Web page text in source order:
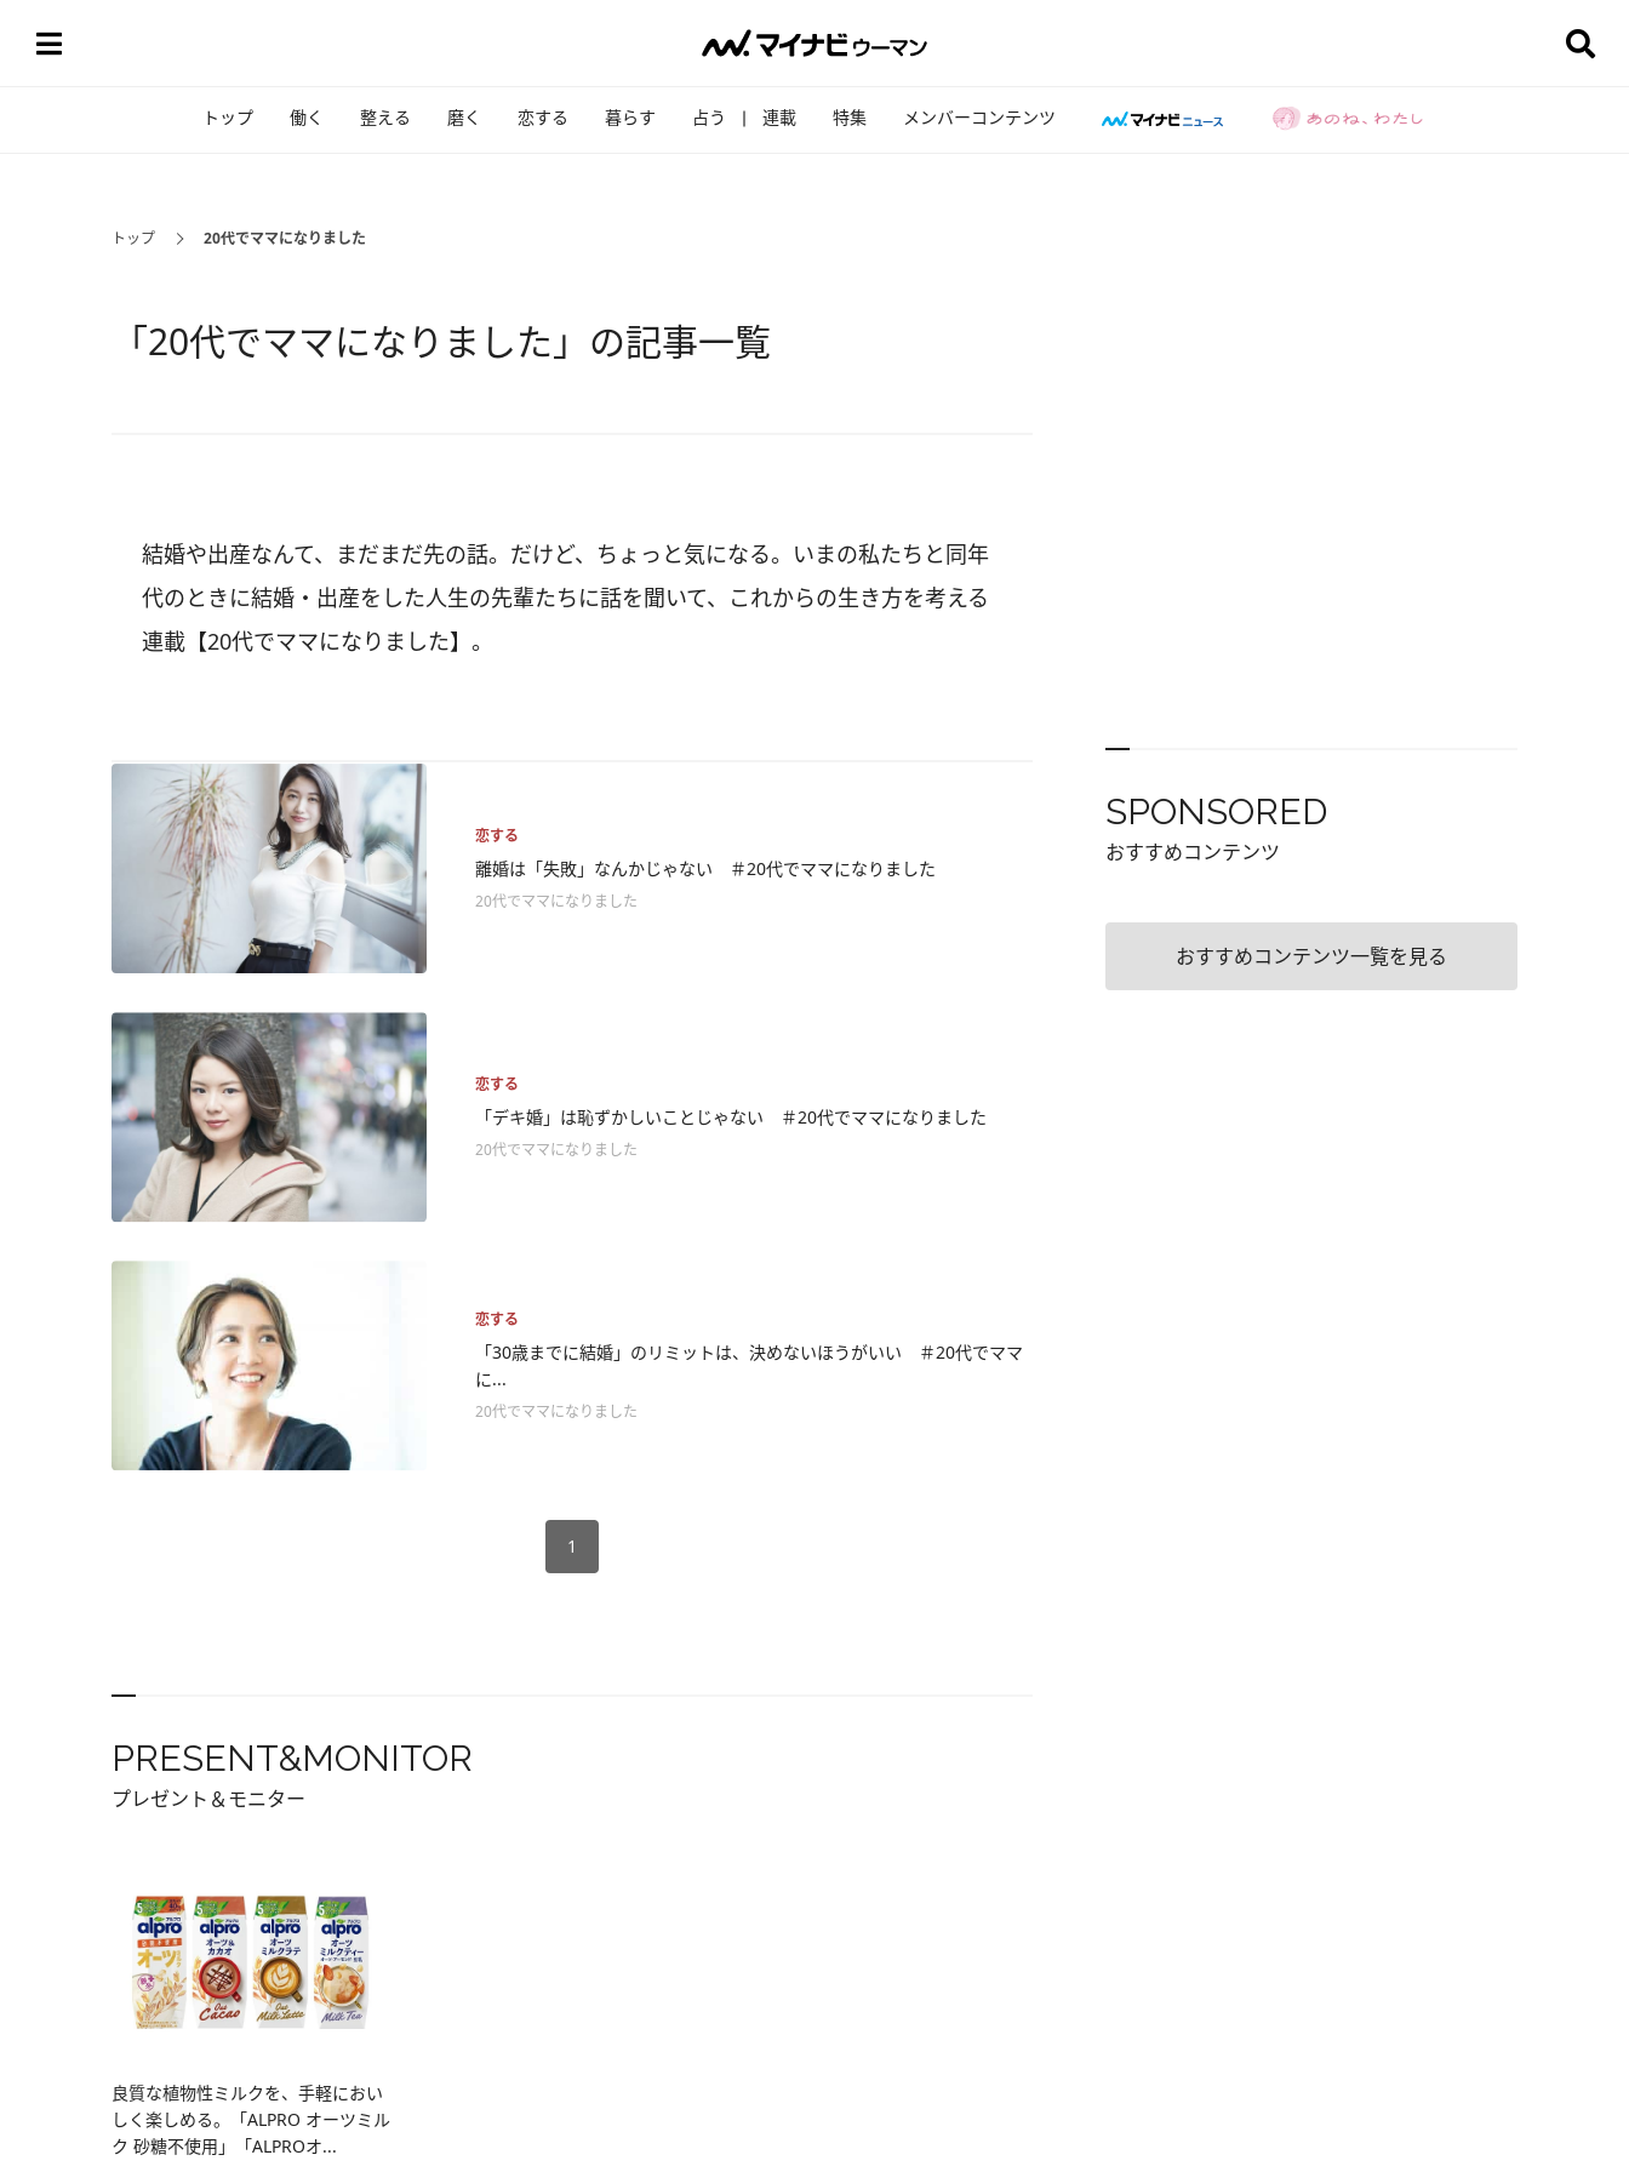
トップ 働く 整える 磨く 恋する 暮らす 占う 連載 特集 メンバーコンテンツ
トップ 20代でママになりました
「20代でママになりました」の記事一覧
結婚や出産なんて、まだまだ先の話。だけど、ちょっと気になる。いまの私たちと同年
代のときに結婚・出産をした人生の先輩たちに話を聞いて、これからの生き方を考える
連載【20代でママになりました】。
恋する
離婚は「失敗」なんかじゃない ＃20代でママになりました
20代でママになりました
恋する
「デキ婚」は恥ずかしいことじゃない ＃20代でママになりました
20代でママになりました
恋する
「30歳までに結婚」のリミットは、決めないほうがいい ＃20代でママ
に...
20代でママになりました
1
PRESENT&MONITOR
プレゼント＆モニター
良質な植物性ミルクを、手軽におい
しく楽しめる。「ALPRO オーツミル
ク 砂糖不使用」「ALPROオ...
SPONSORED
おすすめコンテンツ
おすすめコンテンツ一覧を見る